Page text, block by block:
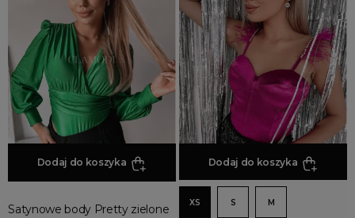
Jesienne Uroczystości
Zimowe Uroczystości
HOT SALE
Produkty Tygodnia
Różowy Październik
Black Friday
Cyber Monday
Black Week
Wyprzedaż noworoczna
Dodaj do koszyka
Satynowe body Pretty zielone
Dodaj do koszyka
XS S M